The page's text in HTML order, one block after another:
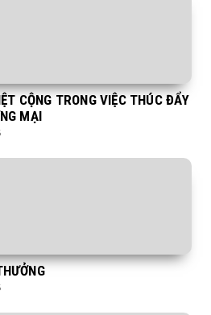
CỘNG TRONG VIỆC THÚC ĐẨY
MẠI